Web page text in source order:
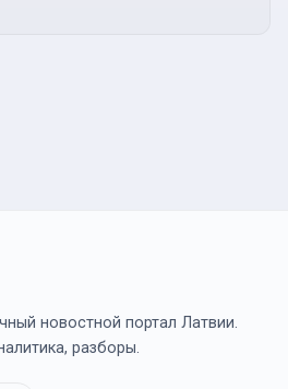
новостной портал Латвии.
разборы.